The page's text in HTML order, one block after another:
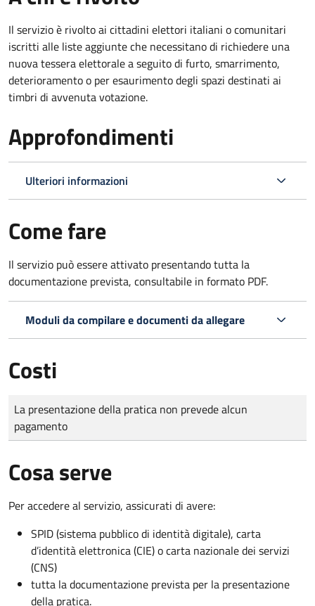
Il servizio è rivolto ai cittadini elettori italiani o comunitari
iscritti alle liste aggiunte che necessitano di richiedere una
nuova tessera elettorale a seguito di furto, smarrimento,
deterioramento o per esaurimento degli spazi destinati ai
timbri di avvenuta votazione.
Approfondimenti
Ulteriori informazioni
Come fare
Il servizio può essere attivato presentando tutta la
documentazione prevista, consultabile in formato PDF.
Moduli da compilare e documenti da allegare
Costi
Tipo di pagamento
Importo
La presentazione della pratica non prevede alcun
pagamento
Cosa serve
Per accedere al servizio, assicurati di avere:
SPID (sistema pubblico di identità digitale), carta
d’identità elettronica (CIE) o carta nazionale dei servizi
(CNS)
tutta la documentazione prevista per la presentazione
della pratica.